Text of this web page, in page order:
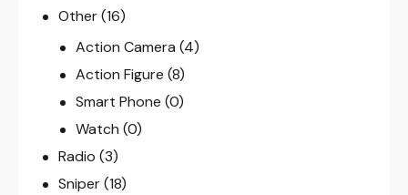
Other(16)
Action Camera (4)
Action Figure (8)
Smart Phone (0)
Watch (0)
Radio (3)
Sniper(18)